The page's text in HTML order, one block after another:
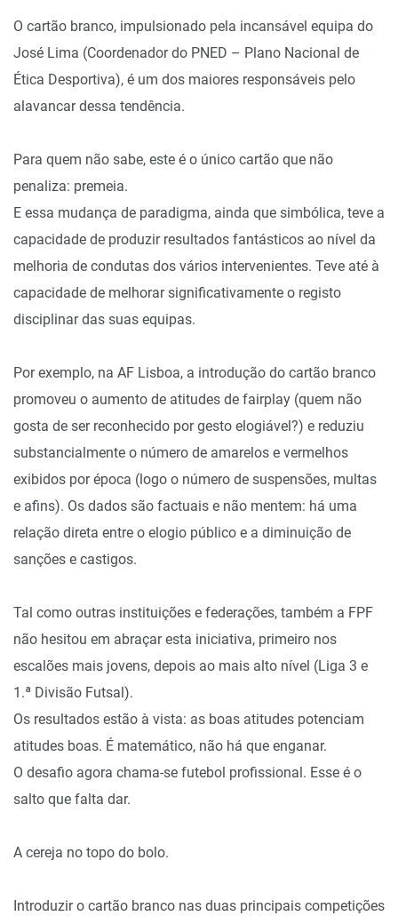
O cartão branco, impulsionado pela incansável equipa do
José Lima (Coordenador do PNED – Plano Nacional de
Ética Desportiva), é um dos maiores responsáveis pelo
alavancar dessa tendência.
Para quem não sabe, este é o único cartão que não
penaliza: premeia.
E essa mudança de paradigma, ainda que simbólica, teve a
capacidade de produzir resultados fantásticos ao nível da
melhoria de condutas dos vários intervenientes. Teve até à
capacidade de melhorar significativamente o registo
disciplinar das suas equipas.
Por exemplo, na AF Lisboa, a introdução do cartão branco
promoveu o aumento de atitudes de fairplay (quem não
gosta de ser reconhecido por gesto elogiável?) e reduziu
substancialmente o número de amarelos e vermelhos
exibidos por época (logo o número de suspensões, multas
e afins). Os dados são factuais e não mentem: há uma
relação direta entre o elogio público e a diminuição de
sanções e castigos.
Tal como outras instituições e federações, também a FPF
não hesitou em abraçar esta iniciativa, primeiro nos
escalões mais jovens, depois ao mais alto nível (Liga 3 e
1.ª Divisão Futsal).
Os resultados estão à vista: as boas atitudes potenciam
atitudes boas. É matemático, não há que enganar.
O desafio agora chama-se futebol profissional. Esse é o
salto que falta dar.
A cereja no topo do bolo.
Introduzir o cartão branco nas duas principais competições